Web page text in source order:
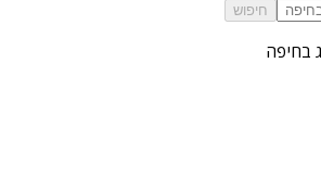
חיפוש
בחיפה